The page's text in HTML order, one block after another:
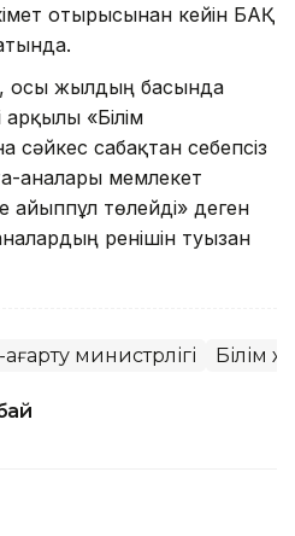
отырысынан кейін БАҚ
осы жылдың басында
«Білім
сәйкес сабақтан себепсіз
аналары мемлекет
айыппұл төлейді» деген
ренішін туғызған
министрлігі Білім